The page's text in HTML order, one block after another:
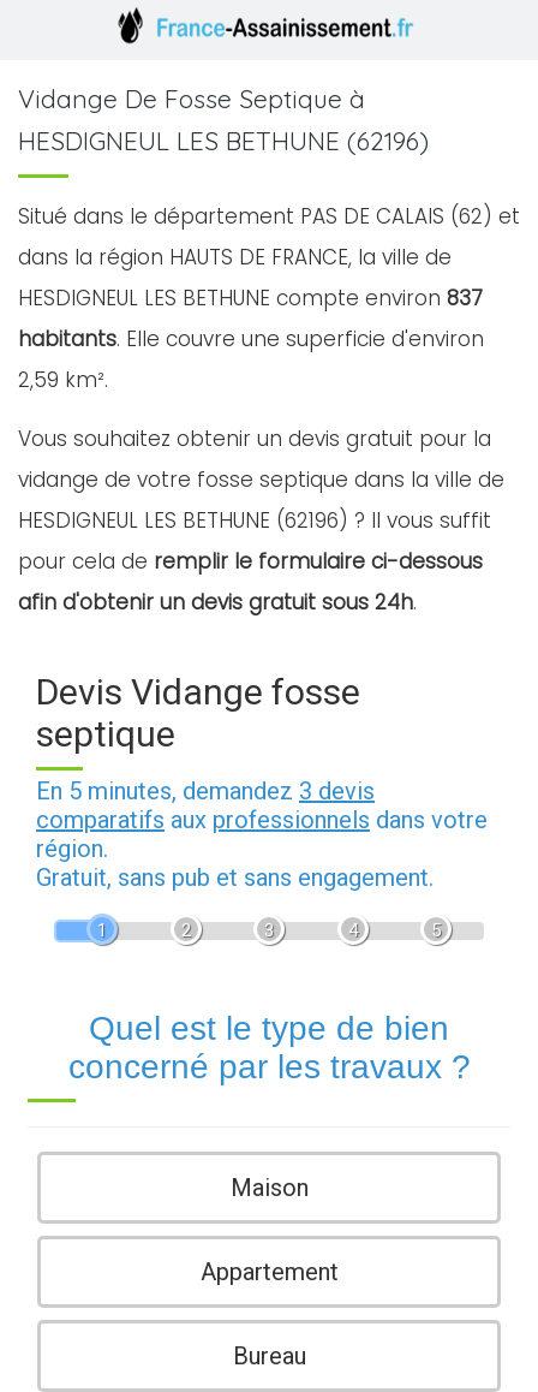
Vidange De Fosse Septique à
HESDIGNEUL LES BETHUNE (62196)
Situé dans le département PAS DE CALAIS (62) et
dans la région HAUTS DE FRANCE, la ville de
HESDIGNEUL LES BETHUNE compte environ 837
habitants. Elle couvre une superficie d'environ
2,59 km².
Vous souhaitez obtenir un devis gratuit pour la
vidange de votre fosse septique dans la ville de
HESDIGNEUL LES BETHUNE (62196) ? Il vous suffit
pour cela de remplir le formulaire ci-dessous
afin d'obtenir un devis gratuit sous 24h.
Devis Vidange fosse
septique
En 5 minutes, demandez 3 devis
comparatifs aux professionnels dans votre
région.
Gratuit, sans pub et sans engagement.
1 2 3 4 5
Quel est le type de bien
concerné par les travaux ?
Maison
Appartement
Bureau